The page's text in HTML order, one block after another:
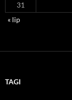
31
« lip
TAGI